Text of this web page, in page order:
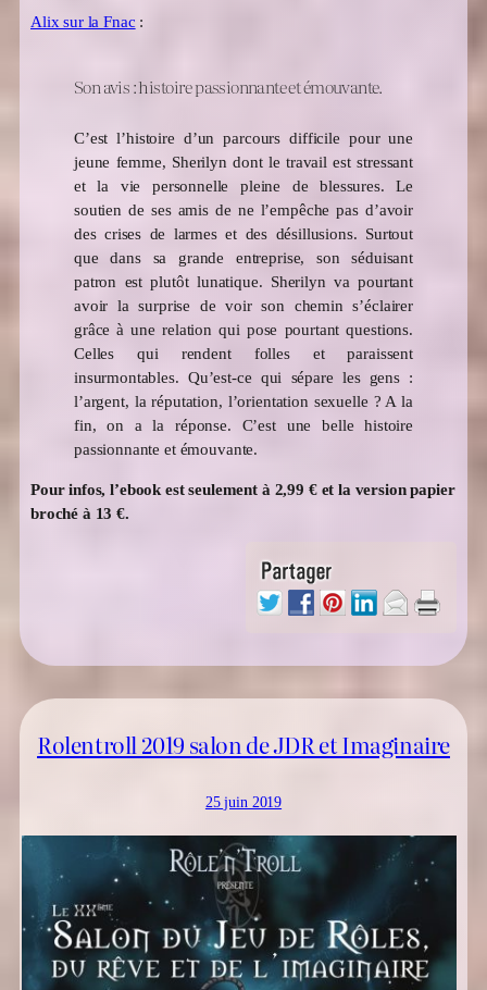
Alix sur la Fnac :
Son avis : histoire passionnante et émouvante.
C’est l’histoire d’un parcours difficile pour une
jeune femme, Sherilyn dont le travail est stressant
et la vie personnelle pleine de blessures. Le
soutien de ses amis de ne l’empêche pas d’avoir
des crises de larmes et des désillusions. Surtout
que dans sa grande entreprise, son séduisant
patron est plutôt lunatique. Sherilyn va pourtant
avoir la surprise de voir son chemin s’éclairer
grâce à une relation qui pose pourtant questions.
Celles qui rendent folles et paraissent
insurmontables. Qu’est-ce qui sépare les gens :
l’argent, la réputation, l’orientation sexuelle ? A la
fin, on a la réponse. C’est une belle histoire
passionnante et émouvante.
Pour infos, l’ebook est seulement à 2,99 € et la version papier
broché à 13 €.
Rolentroll 2019 salon de JDR et Imaginaire
25 juin 2019